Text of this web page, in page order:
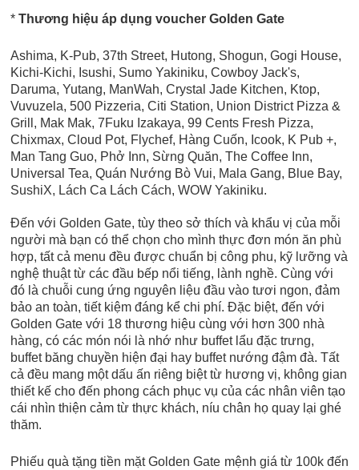
*Thương hiệu áp dụng voucher Golden Gate
Ashima, K-Pub, 37th Street, Hutong, Shogun, Gogi House,
Kichi-Kichi, Isushi, Sumo Yakiniku, Cowboy Jack's,
Daruma, Yutang, ManWah, Crystal Jade Kitchen, Ktop,
Vuvuzela, 500 Pizzeria, Citi Station, Union District Pizza &
Grill, Mak Mak, 7Fuku Izakaya, 99 Cents Fresh Pizza,
Chixmax, Cloud Pot, Flychef, Hàng Cuốn, Icook, K Pub +,
Man Tang Guo, Phở Inn, Sừng Quăn, The Coffee Inn,
Universal Tea,Quán Nướng Bò Vui, Mala Gang, Blue Bay,
SushiX, Lách Ca Lách Cách, WOW Yakiniku.
Đến với Golden Gate, tùy theo sở thích và khẩu vị của mỗi
người mà bạn có thể chọn cho mình thực đơn món ăn phù
hợp, tất cả menu đều được chuẩn bị công phu, kỹ lưỡng và
nghệ thuật từ các đầu bếp nổi tiếng, lành nghề. Cùng với
đó là chuỗi cung ứng nguyên liệu đầu vào tươi ngon, đảm
bảo an toàn, tiết kiệm đáng kể chi phí. Đặc biệt, đến với
Golden Gate với 18 thương hiệu cùng với hơn 300 nhà
hàng, có các món nói là nhớ như buffet lẩu đặc trưng,
buffet băng chuyền hiện đại hay buffet nướng đậm đà. Tất
cả đều mang một dấu ấn riêng biệt từ hương vị, không gian
thiết kế cho đến phong cách phục vụ của các nhân viên tạo
cái nhìn thiện cảm từ thực khách, níu chân họ quay lại ghé
thăm.
Phiếu quà tặng tiền mặt Golden Gate mệnh giá từ 100k đến